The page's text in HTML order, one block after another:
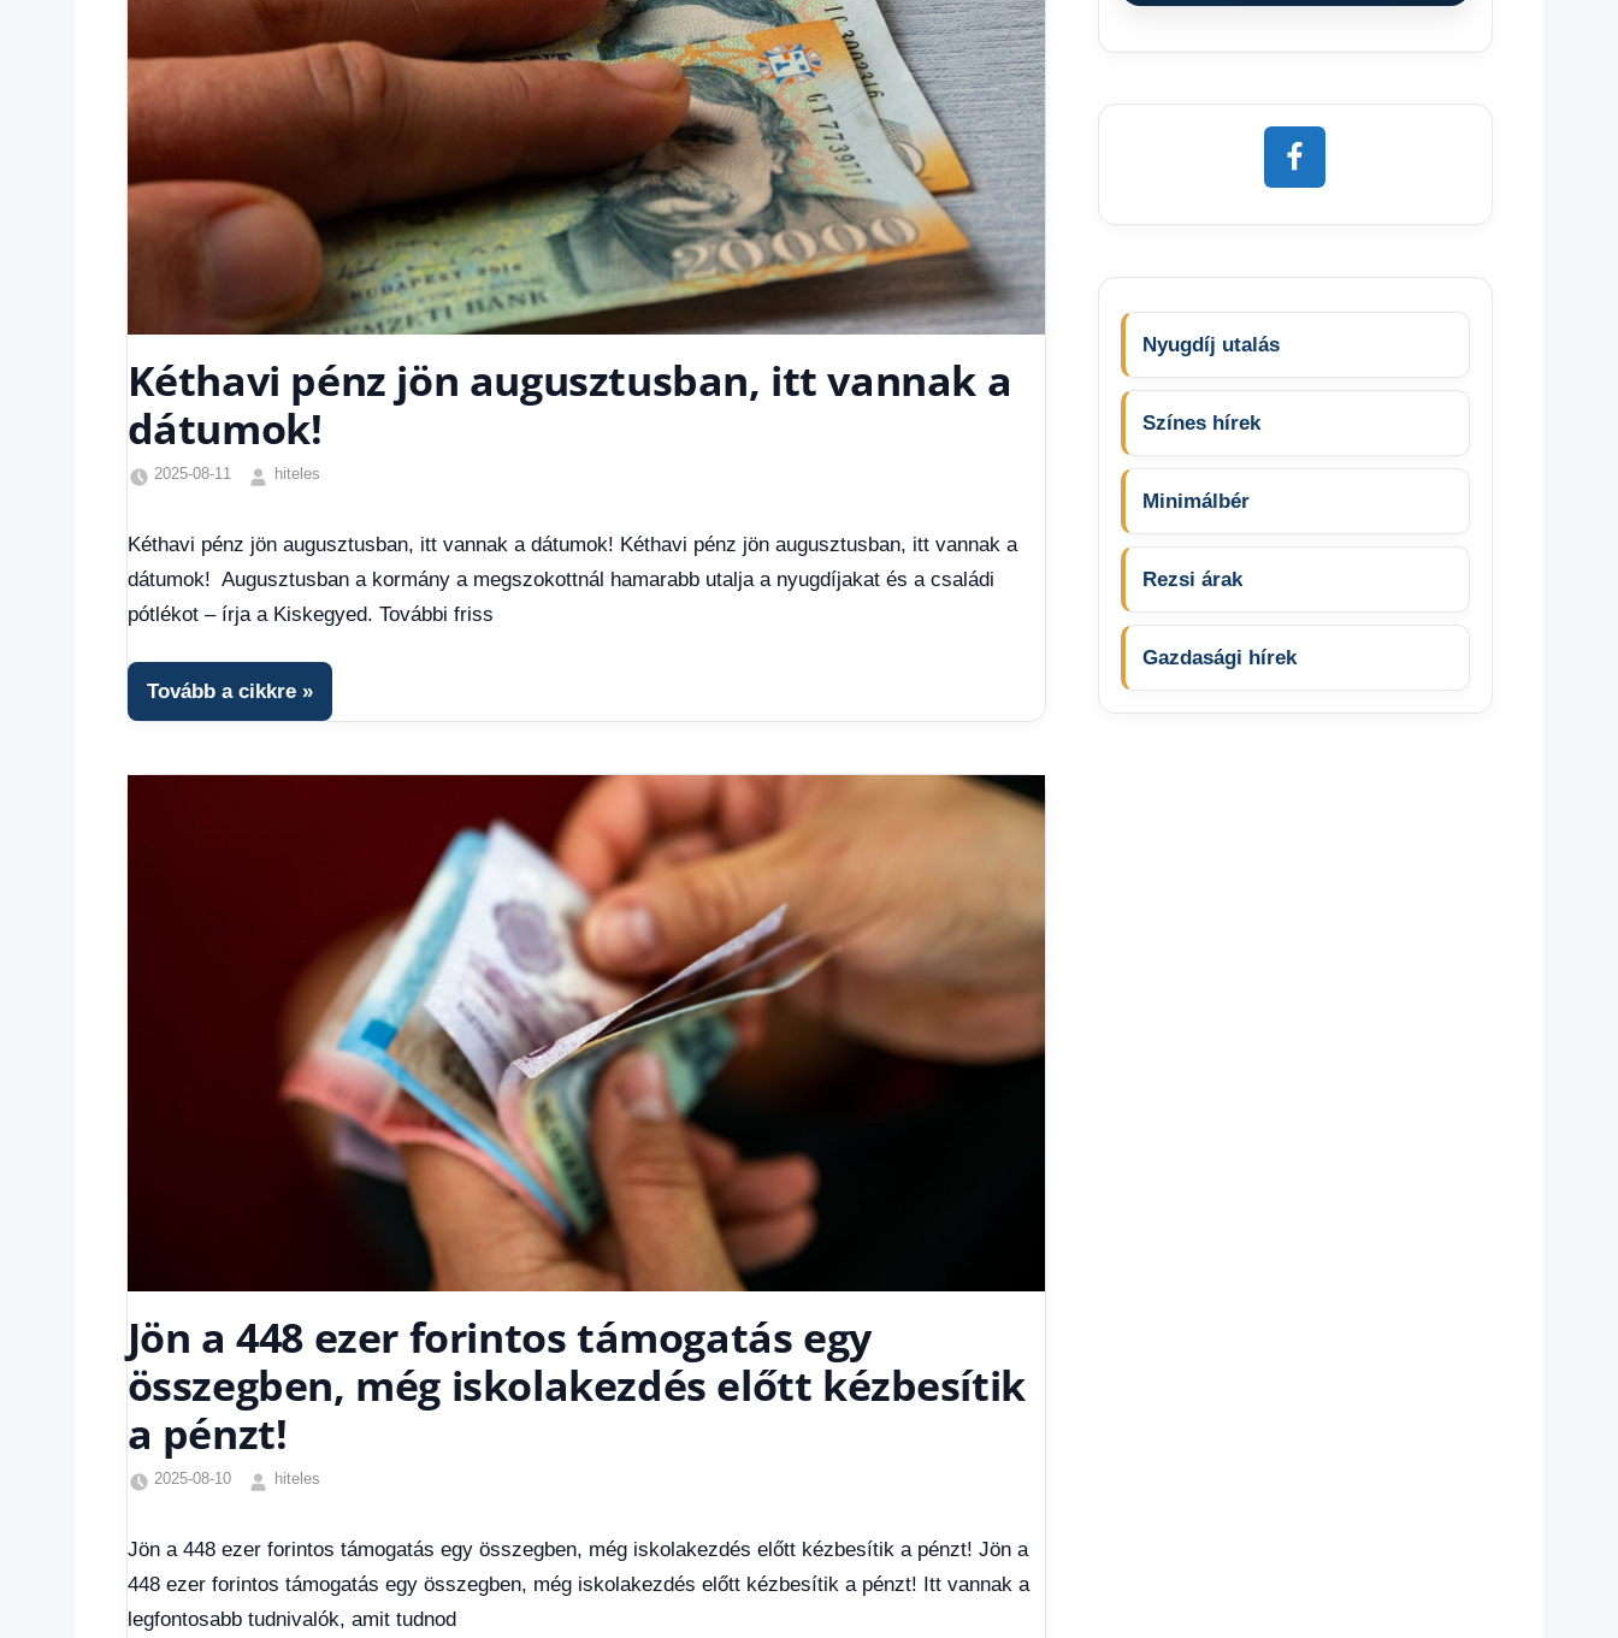
Kéthavi pénz jön augusztusban, itt vannak a
dátumok!
2025-08-11
hiteles
utalása,
Friss
hírek
Kéthavi pénz jön augusztusban, itt vannak a dátumok! Kéthavi pénz jön augusztusban, itt vannak a
dátumok! Augusztusban a kormány a megszokottnál hamarabb utalja a nyugdíjakat és a családi
pótlékot – írja a Kiskegyed. További friss
Tovább a cikkre
Jön a 448 ezer forintos támogatás egy
összegben, még iskolakezdés előtt kézbesítik
a pénzt!
2025-08-10
hiteles
Gazdaság,
Hírek,
Hírek
Jön a 448 ezer forintos támogatás egy összegben, még iskolakezdés előtt kézbesítik a pénzt! Jön a
448 ezer forintos támogatás egy összegben, még iskolakezdés előtt kézbesítik a pénzt! Itt vannak a
legfontosabb tudnivalók, amit tudnod
Nyugdíj utalás
Színes hírek
Minimálbér
Rezsi árak
Gazdasági hírek